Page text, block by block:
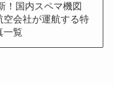
！国内スペマ機図
空会社が運航する特
一覧